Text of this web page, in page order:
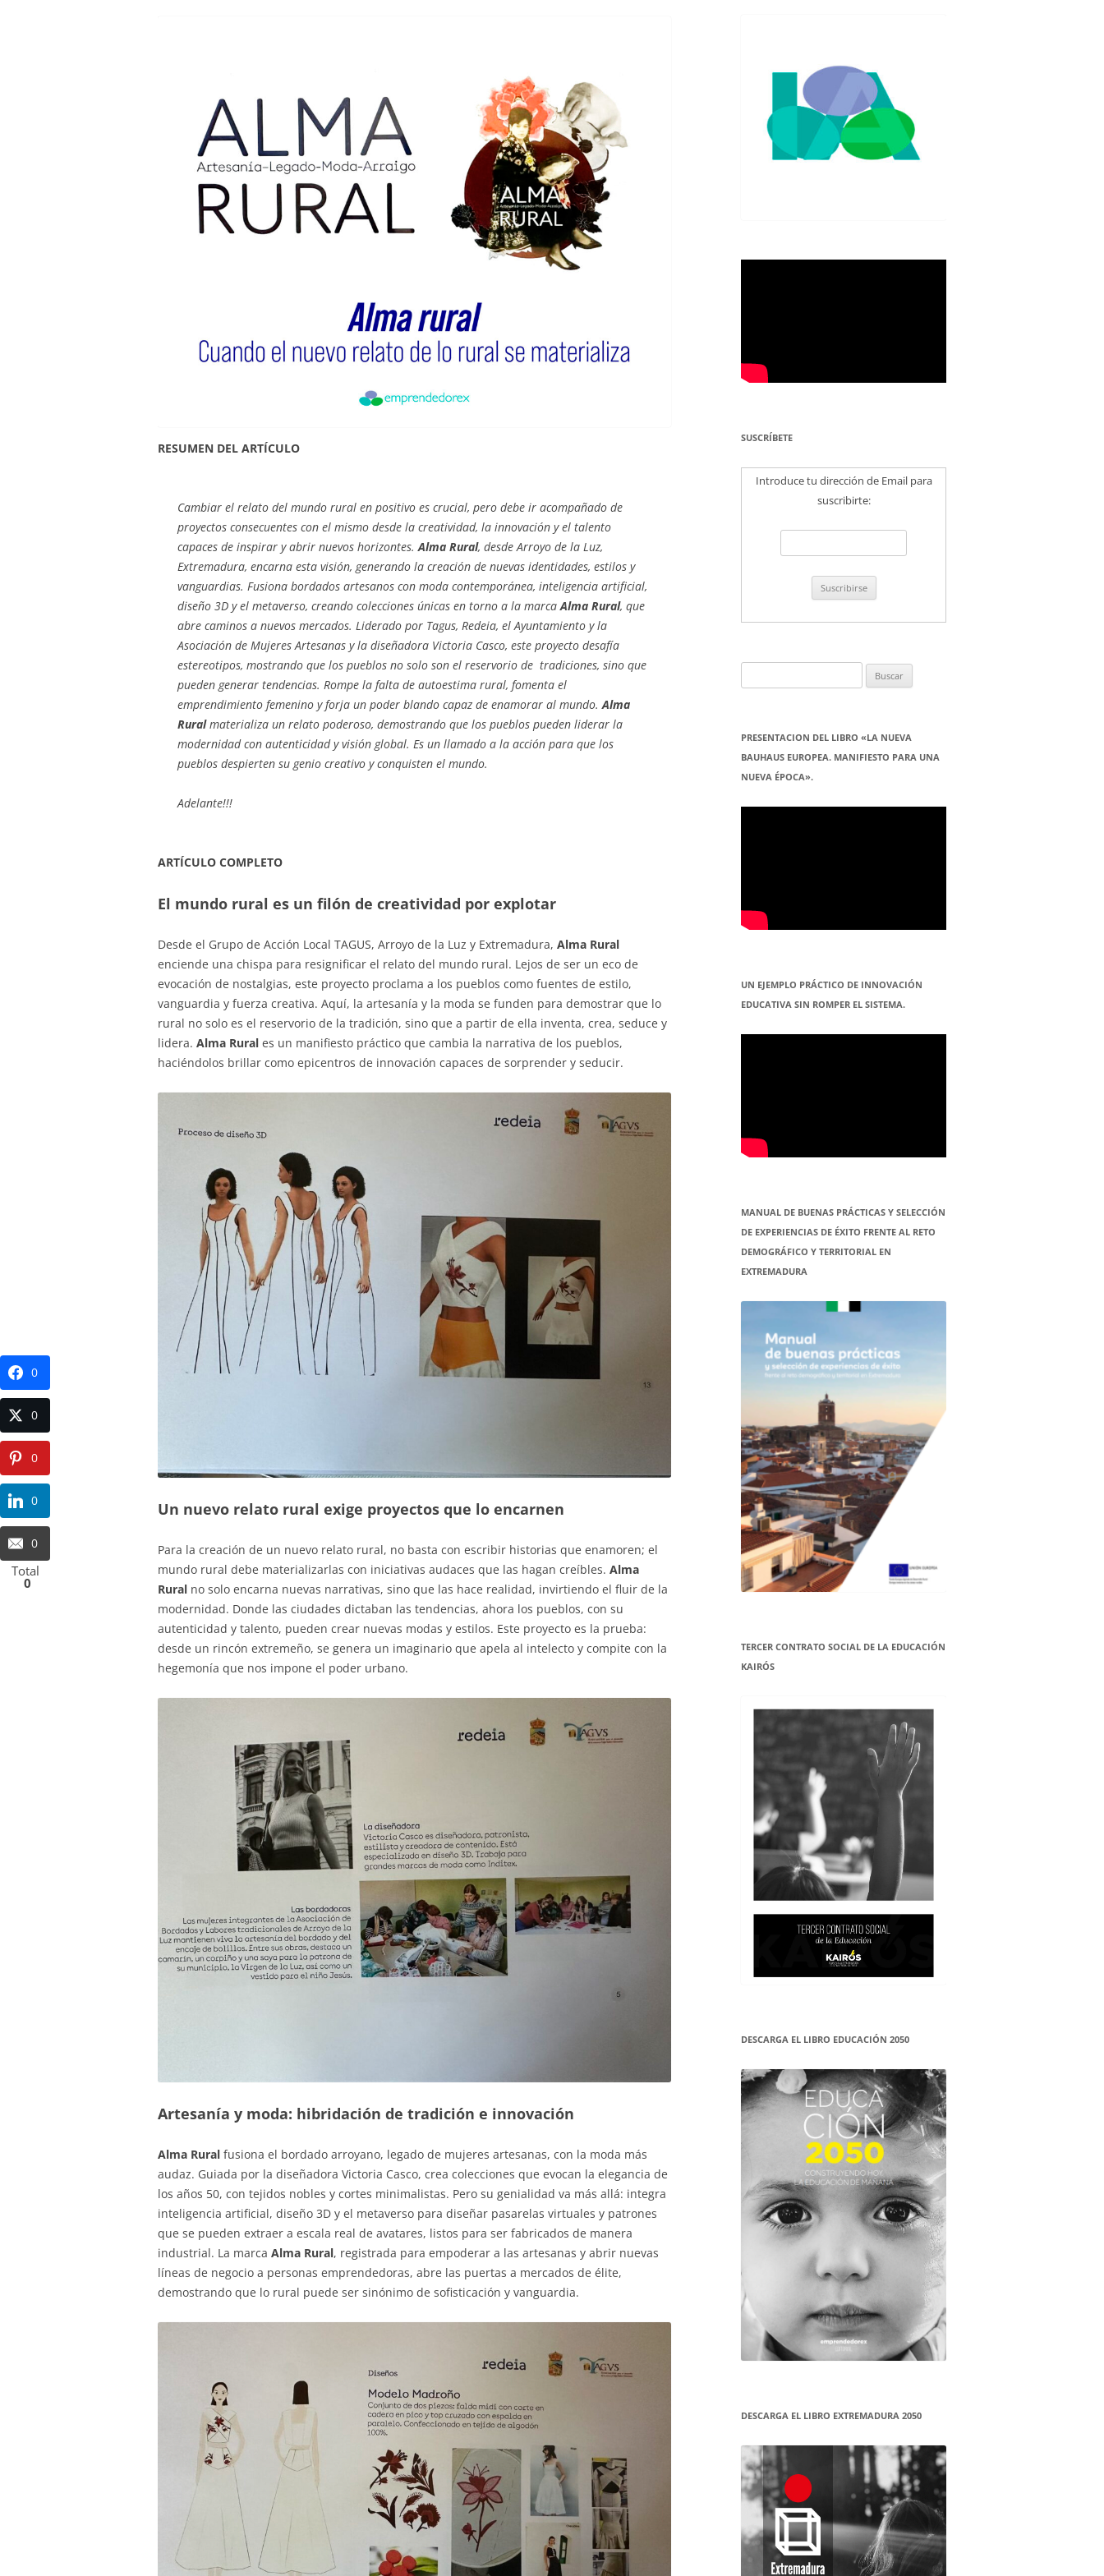
NUEVOS EMPRENDEDORES EN TU
GESTIÓN DEL CONOCIMIENTO EN
RESUMEN DEL ARTÍCULO
Cambiar el relato del mundo rural en positivo es crucial, pero debe ir acompañado de
proyectos consecuentes con el mismo desde la creatividad, la innovación y el talento
capaces de inspirar y abrir nuevos horizontes.Alma Rural, desde Arroyo de la Luz,
Extremadura, encarna esta visión, generando la creación de nuevas identidades, estilos y
vanguardias. Fusiona bordados artesanos con moda contemporánea, inteligencia artificial,
diseño 3D y el metaverso, creando colecciones únicas en torno a la marcaAlma Rural, que
abre caminos a nuevos mercados. Liderado por Tagus, Redeia, el Ayuntamiento y la
Asociación de Mujeres Artesanas y la diseñadora Victoria Casco, este proyecto desafía
estereotipos, mostrando que los pueblos no solo son el reservorio de tradiciones, sino que
pueden generar tendencias. Rompe la falta de autoestima rural, fomenta el
emprendimiento femenino y forja un poder blando capaz de enamorar al mundo.Alma
Ruralmaterializa un relato poderoso, demostrando que los pueblos pueden liderar la
modernidad con autenticidad y visión global. Es un llamado a la acción para que los
pueblos despierten su genio creativo y conquisten el mundo.
Adelante!!!
ARTÍCULO COMPLETO
El mundo rural es un filón de creatividad por explotar
Desde el Grupo de Acción Local TAGUS, Arroyo de la Luz y Extremadura, Alma Rural
enciende una chispa para resignificar el relato del mundo rural. Lejos de ser un eco de
evocación de nostalgias, este proyecto proclama a los pueblos como fuentes de estilo,
vanguardia y fuerza creativa. Aquí, la artesanía y la moda se funden para demostrar que lo
rural no solo es el reservorio de la tradición, sino que a partir de ella inventa, crea, seduce y
lidera. Alma Rural es un manifiesto práctico que cambia la narrativa de los pueblos,
haciéndolos brillar como epicentros de innovación capaces de sorprender y seducir.
Un nuevo relato rural exige proyectos que lo encarnen
Para la creación de un nuevo relato rural, no basta con escribir historias que enamoren; el
mundo rural debe materializarlas con iniciativas audaces que las hagan creíbles. Alma
Rural no solo encarna nuevas narrativas, sino que las hace realidad, invirtiendo el fluir de la
modernidad. Donde las ciudades dictaban las tendencias, ahora los pueblos, con su
autenticidad y talento, pueden crear nuevas modas y estilos. Este proyecto es la prueba:
desde un rincón extremeño, se genera un imaginario que apela al intelecto y compite con la
hegemonía que nos impone el poder urbano.
Artesanía y moda: hibridación de tradición e innovación
Alma Rural fusiona el bordado arroyano, legado de mujeres artesanas, con la moda más
audaz. Guiada por la diseñadora Victoria Casco, crea colecciones que evocan la elegancia de
los años 50, con tejidos nobles y cortes minimalistas. Pero su genialidad va más allá: integra
inteligencia artificial, diseño 3D y el metaverso para diseñar pasarelas virtuales y patrones
que se pueden extraer a escala real de avatares, listos para ser fabricados de manera
industrial. La marca Alma Rural, registrada para empoderar a las artesanas y abrir nuevas
líneas de negocio a personas emprendedoras, abre las puertas a mercados de élite,
demostrando que lo rural puede ser sinónimo de sofisticación y vanguardia.
SUSCRÍBETE
Introduce tu dirección de Email para
suscribirte:
PRESENTACION DEL LIBRO «LA NUEVA
BAUHAUS EUROPEA. MANIFIESTO PARA UNA
NUEVA ÉPOCA».
UN EJEMPLO PRÁCTICO DE INNOVACIÓN
EDUCATIVA SIN ROMPER EL SISTEMA.
MANUAL DE BUENAS PRÁCTICAS Y SELECCIÓN
DE EXPERIENCIAS DE ÉXITO FRENTE AL RETO
DEMOGRÁFICO Y TERRITORIAL EN
EXTREMADURA
TERCER CONTRATO SOCIAL DE LA EDUCACIÓN
KAIRÓS
DESCARGA EL LIBRO EDUCACIÓN 2050
DESCARGA EL LIBRO EXTREMADURA 2050
0
0
0
0
0
Total
0